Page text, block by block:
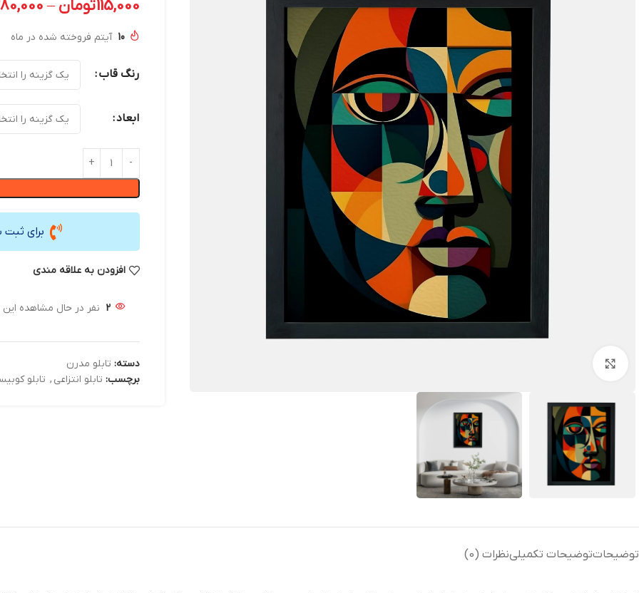
115,000تومان –
10 آیتم فروخته شده در ماه
رنگ قاب
ابعاد
برای
افزودن به علاقه مندی
2 نفر در حال مشاهده
دسته: تابلو مدرن
برچسب: تابلو انتزاعی , تابلو
توضیحاتتوضیحات تکمیلینظرات (0)